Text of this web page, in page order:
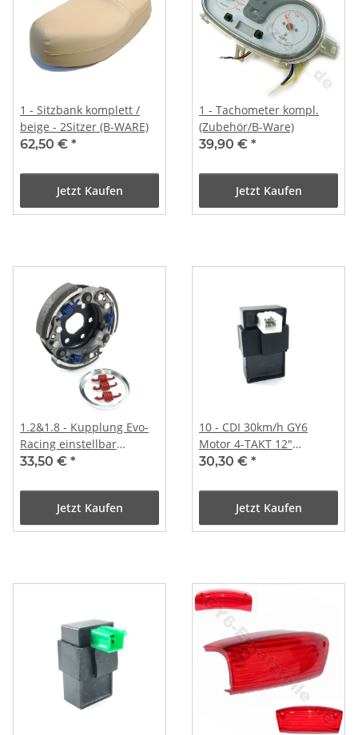
1 - Sitzbank komplett /
beige - 2Sitzer (B-WARE)
62,50 € *
Jetzt Kaufen
1 - Tachometer kompl.
(Zubehör/B-Ware)
39,90 € *
Jetzt Kaufen
1.2&1.8 - Kupplung Evo-
Racing einstellbar
107mm
33,50 € *
Jetzt Kaufen
10 - CDI 30km/h GY6
Motor 4-TAKT 12"
Bereifung
30,30 € *
Jetzt Kaufen